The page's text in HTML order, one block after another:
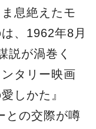
息絶えたモ
、1962年8月
説が渦巻く
タリー映画
しかた』
との交際が噂